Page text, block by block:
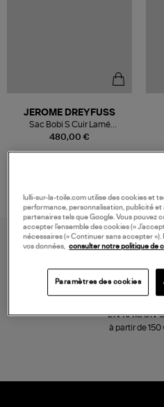
480,00 €
JEROME DREYFUSS
Sac Bobi S Cuir Lamé
Champagne
LIVRAISON
à partir de
lulli-sur-la-toile.com utilise des cookies et
performance, personnalisation, publicité
partenaires tels que Google. Vous pouvez
accepter l’ensemble des cookies («
nécessaires (« Continuer sans accepter »).
vos données, consulter notre politique de
Paramètres des cookies